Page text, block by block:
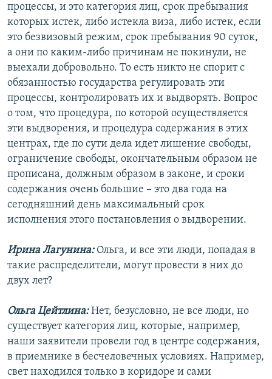
процессы, и это категория лиц, срок пребывания
которых истек, либо истекла виза, либо истек, если
это безвизовый режим, срок пребывания 90 суток,
а они по каким-либо причинам не покинули, не
выехали добровольно. То есть никто не спорит с
обязанностью государства регулировать эти
процессы, контролировать их и выдворять. Вопрос
о том, что процедура, по которой осуществляется
эти выдворения, и процедура содержания в этих
центрах, где по сути дела идет лишение свободы,
ограничение свободы, окончательным образом не
прописана, должным образом в законе, и сроки
содержания очень большие – это два года на
сегодняшний день максимальный срок
исполнения этого постановления о выдворении.
Ирина Лагунина:Ольга, и все эти люди, попадая в
такие распределители, могут провести в них до
двух лет?
Ольга Цейтлина:Нет, безусловно, не все люди, но
существует категория лиц, которые, например,
наши заявители провели год в центре содержания,
в приемнике в бесчеловечных условиях. Например,
свет находился только в коридоре и сами